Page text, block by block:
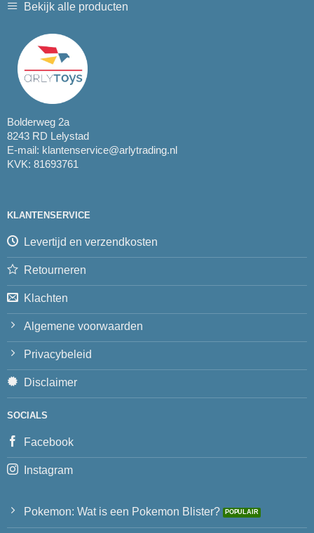
Bekijk alle producten
Bolderweg 2a
8243 RD Lelystad
E-mail: klantenservice@arlytrading.nl
KVK: 81693761
KLANTENSERVICE
Levertijd en verzendkosten
Retourneren
Klachten
Algemene voorwaarden
Privacybeleid
Disclaimer
SOCIALS
Facebook
Instagram
Pokemon: Wat is een Pokemon Blister?